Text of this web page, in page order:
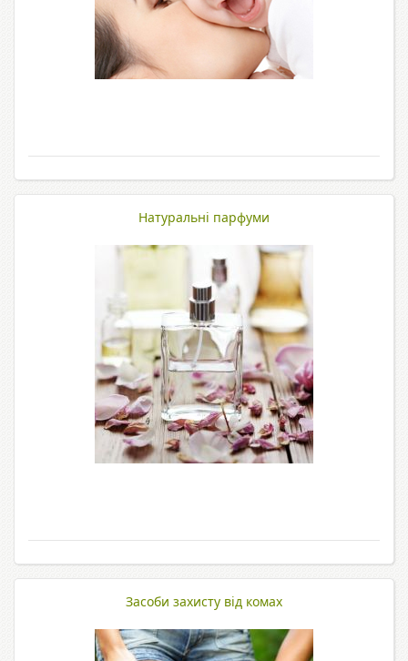
Натуральні парфуми
Засоби захисту від комах